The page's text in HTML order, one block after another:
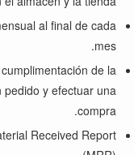
al final de cada
mes.
de la
y efectuar una
compra.
Received Report